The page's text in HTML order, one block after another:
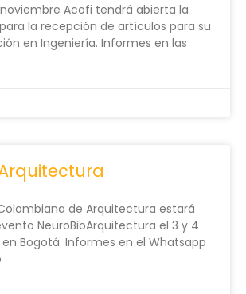
noviembre Acofi tendrá abierta la
la recepción de artículos para su
en Ingeniería. Informes en las
de Arquitectura estará
NeuroBioArquitectura el 3 y 4
Bogotá. Informes en el Whatsapp